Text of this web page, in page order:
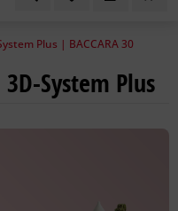
Plus | BACCARA 30
3D-System Plus